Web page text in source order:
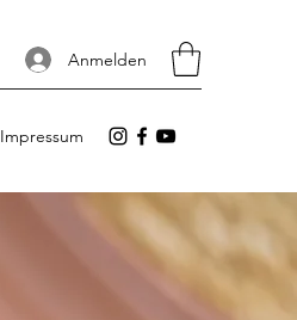
Anmelden
Impressum